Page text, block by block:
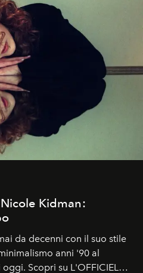
Kidman:
da decenni con il suo stile
anni '90 al
Scopri su L'OFFICIEL